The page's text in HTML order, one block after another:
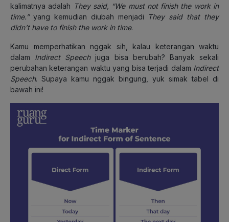
kalimatnya adalah They said, “We must not finish the work in
time.”yang kemudian diubah menjadi
They said that they
didn’t have to finish the work in time.
Kamu memperhatikan nggak sih, kalau keterangan waktu
dalam Indirect Speechjuga bisa berubah? Banyak sekali
perubahan keterangan waktu yang bisa terjadi dalam Indirect
Speech. Supaya kamu nggak bingung, yuk simak tabel di
bawah ini!